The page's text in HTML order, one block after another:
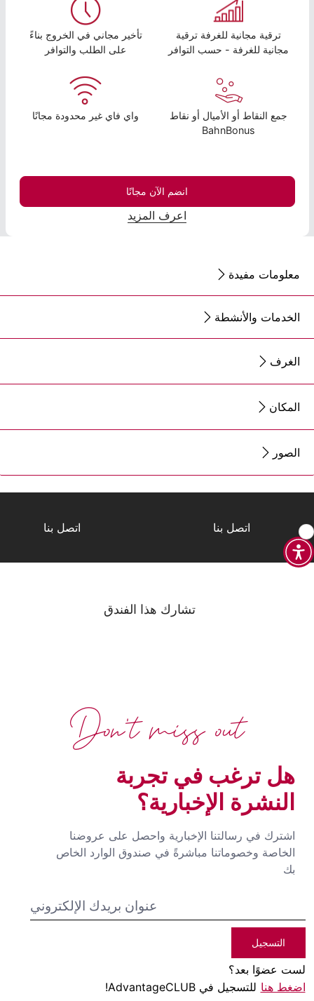
ترقية مجانية للغرفة ترقية
مجانية للغرفة - حسب التوافر
تأخير مجاني في الخروج بناءً
على الطلب والتوافر
جمع النقاط أو الأميال أو نقاط
BahnBonus
واي فاي غير محدودة مجانًا
انضم الآن مجانًا
اعرف المزيد
معلومات مفيدة
الخدمات والأنشطة
الغرف
المكان
الصور
اتصل بنا اتصل بنا
تشارك هذا الفندق
هل ترغب في تجربة
النشرة الإخبارية؟
اشترك في رسالتنا الإخبارية واحصل على عروضنا
الخاصة وخصوماتنا مباشرةً في صندوق الوارد الخاص
بك
التسجيل
لست عضوًا بعد؟
اضغط هنا للتسجيل في AdvantageCLUB!
Don't miss out